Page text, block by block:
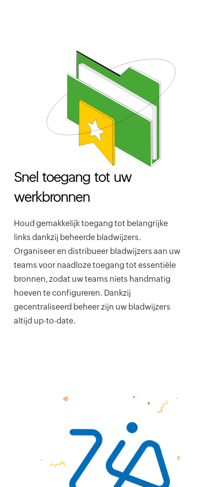
Snel toegang tot uw
werkbronnen
Houd gemakkelijk toegang tot belangrijke
links dankzij beheerde bladwijzers.
Organiseer en distribueer bladwijzers aan uw
teams voor naadloze toegang tot essentiële
bronnen, zodat uw teams niets handmatig
hoeven te configureren. Dankzij
gecentraliseerd beheer zijn uw bladwijzers
altijd up-to-date.